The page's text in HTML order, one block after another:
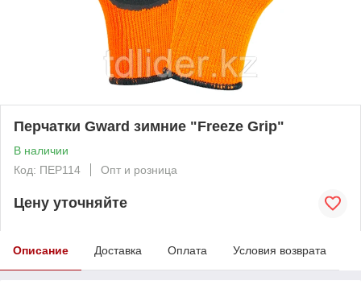
Перчатки Gward зимние "Freeze Grip"
В наличии
Код: ПЕР114
Опт и розница
Цену уточняйте
Описание Доставка Оплата Условия возврата